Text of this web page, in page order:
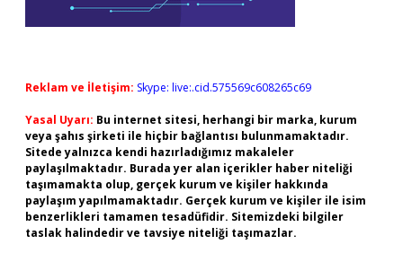
Reklam ve İletişim: Skype: live:.cid.575569c608265c69
Yasal Uyarı: Bu internet sitesi, herhangi bir marka, kurum
veya şahıs şirketi ile hiçbir bağlantısı bulunmamaktadır.
Sitede yalnızca kendi hazırladığımız makaleler
paylaşılmaktadır. Burada yer alan içerikler haber niteliği
taşımamakta olup, gerçek kurum ve kişiler hakkında
paylaşım yapılmamaktadır. Gerçek kurum ve kişiler ile isim
benzerlikleri tamamen tesadüfidir. Sitemizdeki bilgiler
taslak halindedir ve tavsiye niteliği taşımazlar.